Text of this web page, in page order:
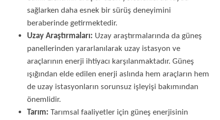
sağlarken daha esnek bir sürüş deneyimini
beraberinde getirmektedir.
Uzay Araştırmaları: Uzay araştırmalarında da güneş
panellerinden yararlanılarak uzay istasyon ve
araçlarının enerji ihtiyacı karşılanmaktadır. Güneş
ışığından elde edilen enerji aslında hem araçların hem
de uzay istasyonların sorunsuz işleyişi bakımından
önemlidir.
Tarım: Tarımsal faaliyetler için güneş enerjisinin